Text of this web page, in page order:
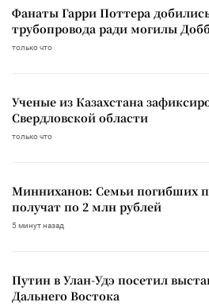
Фанаты Гарри Поттера
трубопровода ради могилы
только что
Ученые из Казахстана
Свердловской области
только что
Минниханов: Семьи погибших
получат по 2 млн рублей
5 минут назад
Путин в Улан-Удэ посетил
Дальнего Востока